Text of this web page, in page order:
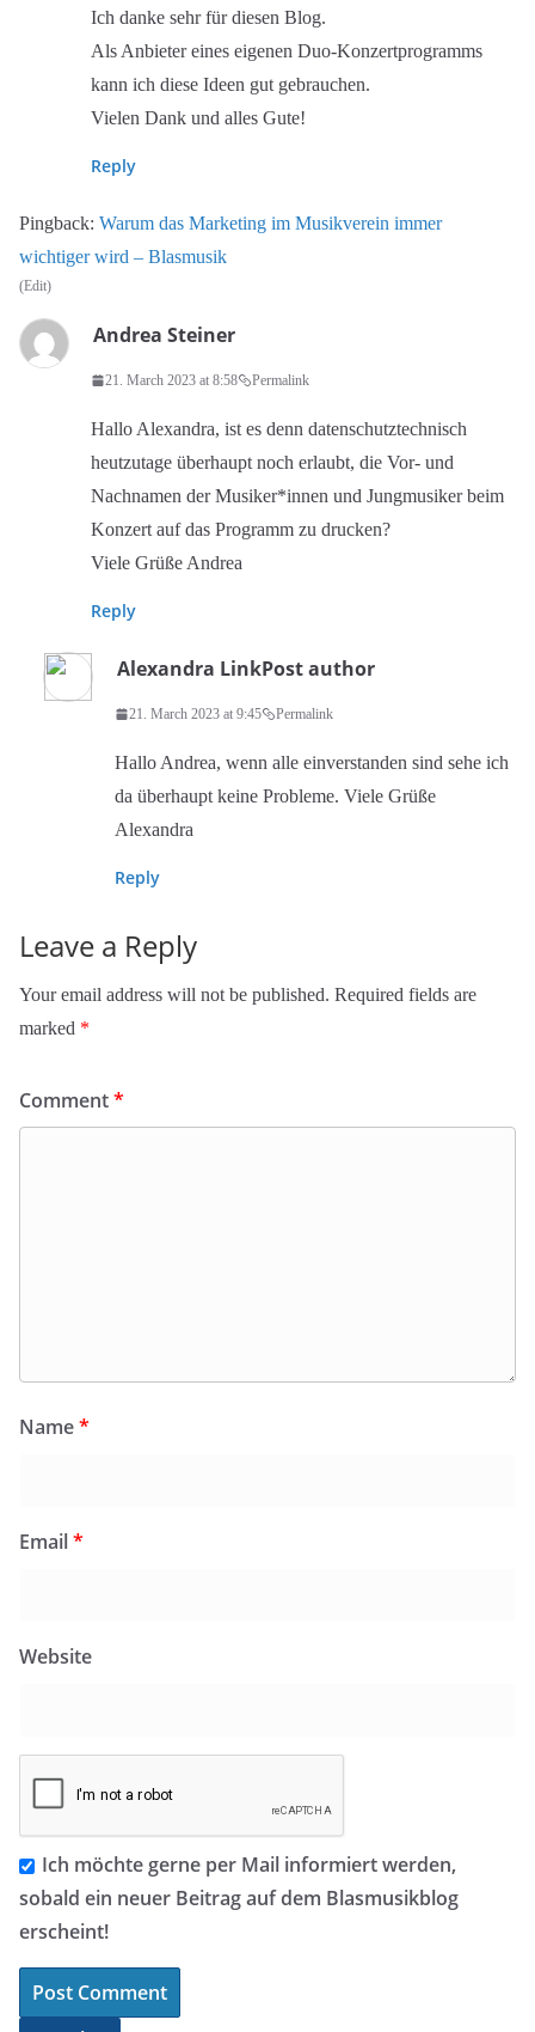
Ich danke sehr für diesen Blog.
Als Anbieter eines eigenen Duo-Konzertprogramms
kann ich diese Ideen gut gebrauchen.
Vielen Dank und alles Gute!
Reply
Pingback: Warum das Marketing im Musikverein immer
wichtiger wird – Blasmusik
(Edit)
Andrea Steiner
21. March 2023 at 8:58 Permalink
Hallo Alexandra, ist es denn datenschutztechnisch
heutzutage überhaupt noch erlaubt, die Vor- und
Nachnamen der Musiker*innen und Jungmusiker beim
Konzert auf das Programm zu drucken?
Viele Grüße Andrea
Reply
Alexandra LinkPost author
21. March 2023 at 9:45 Permalink
Hallo Andrea, wenn alle einverstanden sind sehe ich
da überhaupt keine Probleme. Viele Grüße
Alexandra
Reply
Leave a Reply
Your email address will not be published. Required fields are
marked *
Comment*
Name*
Email*
Website
Ich möchte gerne per Mail informiert werden,
sobald ein neuer Beitrag auf dem Blasmusikblog
erscheint!